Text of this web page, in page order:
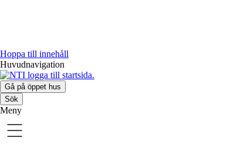
Hoppa till innehåll
Huvudnavigation
Gå på öppet hus
Sök
Meny